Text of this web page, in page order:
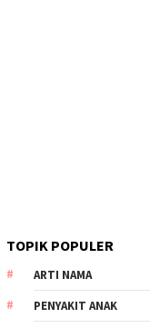
TOPIK POPULER
ARTI NAMA
PENYAKIT ANAK